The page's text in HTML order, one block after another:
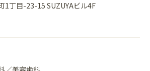
1丁目-23-15 SUZUYAビル4F